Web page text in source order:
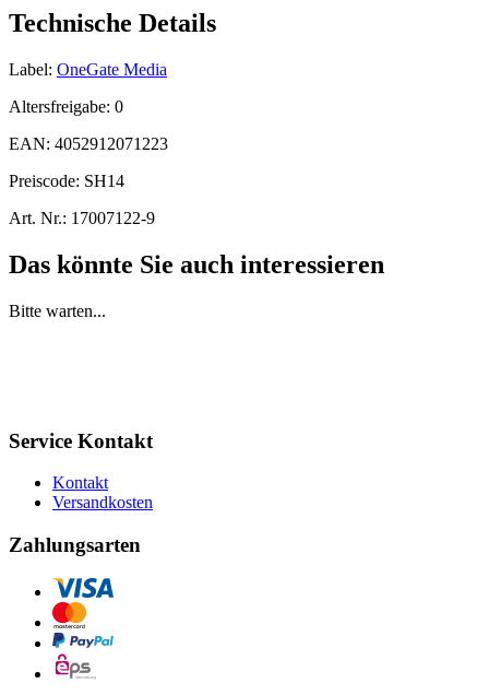
Technische Details
Label: OneGate Media
Altersfreigabe: 0
EAN: 4052912071223
Preiscode: SH14
Art. Nr.: 17007122-9
Das könnte Sie auch interessieren
Bitte warten...
Service Kontakt
Kontakt
Versandkosten
Zahlungsarten